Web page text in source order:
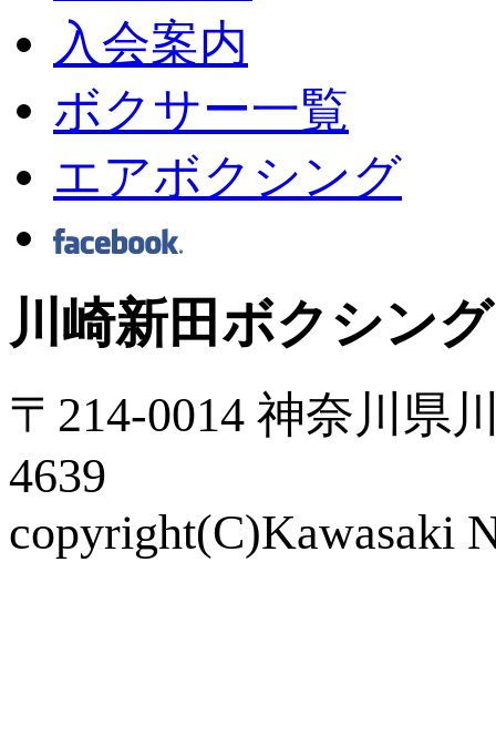
入会案内
ボクサー一覧
エアボクシング
川崎新田ボクシン
〒214-0014 神奈川県
4639
copyright(C)Kawasaki